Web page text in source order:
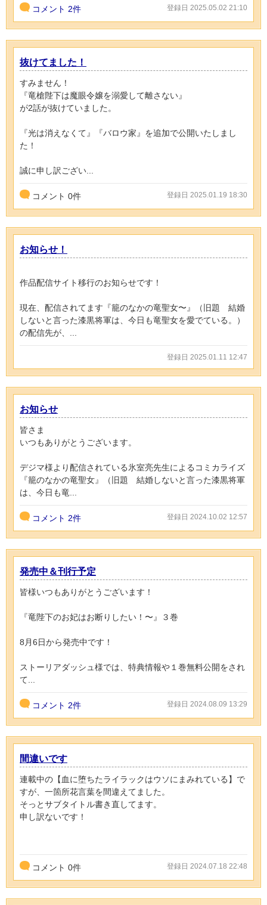
コメント 2件 登録日 2025.05.02 21:10
抜けてました！
すみません！
『竜槍陛下は魔眼令嬢を溺愛して離さない』
が2話が抜けていました。
『光は消えなくて』『バロウ家』を追加で公開いたしまし
た！
誠に申し訳ござい...
コメント 0件 登録日 2025.01.19 18:30
お知らせ！
作品配信サイト移行のお知らせです！
現在、配信されてます『籠のなかの竜聖女〜』（旧題 結婚
しないと言った漆黒将軍は、今日も竜聖女を愛でている。）
の配信先が、...
登録日 2025.01.11 12:47
お知らせ
皆さま
いつもありがとうございます。
デジマ様より配信されている氷室亮先生によるコミカライズ
『籠のなかの竜聖女』（旧題 結婚しないと言った漆黒将軍
は、今日も竜...
コメント 2件 登録日 2024.10.02 12:57
発売中＆刊行予定
皆様いつもありがとうございます！
『竜陛下のお妃はお断りしたい！〜』３巻
8月6日から発売中です！
ストーリアダッシュ様では、特典情報や１巻無料公開をされ
て...
コメント 2件 登録日 2024.08.09 13:29
間違いです
連載中の【血に堕ちたライラックはウソにまみれている】で
すが、一箇所花言葉を間違えてました。
そっとサブタイトル書き直してます。
申し訳ないです！
コメント 0件 登録日 2024.07.18 22:48